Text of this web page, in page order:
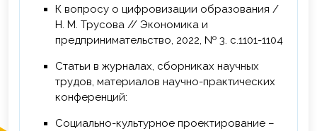
К вопросу о цифровизации образования /
Н. М. Трусова // Экономика и
предпринимательство, 2022, № 3. с.1101-1104
Статьи в журналах, сборниках научных
трудов, материалов научно-практических
конференций:
Социально-культурное проектирование –